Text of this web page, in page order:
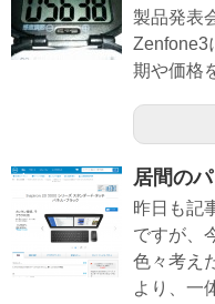
製品発表
Zenfone3
期や価格
居間の
昨日も記
ですが、
色々考え
より、一